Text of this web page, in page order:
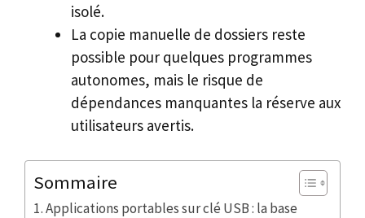
isolé.
La copie manuelle de dossiers reste
possible pour quelques programmes
autonomes, mais le risque de
dépendances manquantes la réserve aux
utilisateurs avertis.
Sommaire
Applications portables sur clé USB : la base